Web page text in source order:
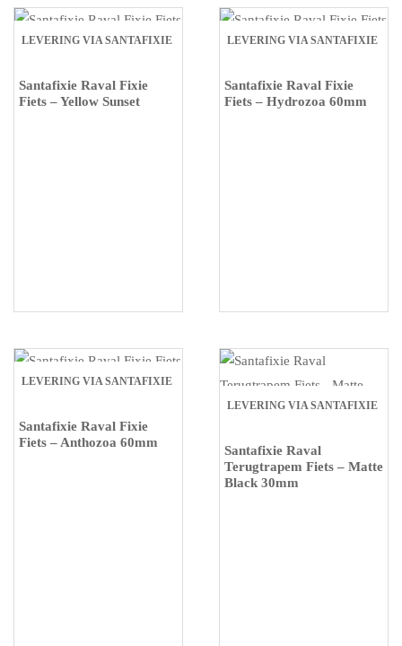
LEVERING VIA SANTAFIXIE
Santafixie Raval Fixie
Fiets – Yellow Sunset
LEVERING VIA SANTAFIXIE
Santafixie Raval Fixie
Fiets – Hydrozoa 60mm
LEVERING VIA SANTAFIXIE
Santafixie Raval Fixie
Fiets – Anthozoa 60mm
LEVERING VIA SANTAFIXIE
Santafixie Raval
Terugtrapem Fiets – Matte
Black 30mm